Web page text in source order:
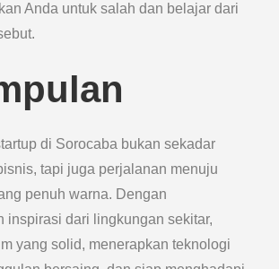
Anda untuk salah dan belajar dari
di Sorocaba bukan sekadar
tapi juga perjalanan menuju
penuh warna. Dengan
inspirasi dari lingkungan sekitar,
yang solid, menerapkan teknologi